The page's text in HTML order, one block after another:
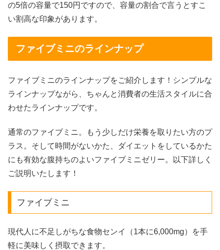
の5倍の容量で150円ですので、容量の割合で言うとすこ
い割高な印象があります。
ファイブミニのラインナップ
ファイブミニのラインナップをご紹介します！シンプルな
ラインナップながら、ちゃんと消費者の生活スタイルに合
わせたラインナップです。
通常のファイブミニ。もう少しだけ栄養を取りたい方のプ
ラス。そして時間がないかた、ダイエットをしているかた
にも有効な腹持ちのよいファイブミニゼリー。以下詳しく
ご説明いたします！
ファイブミニ
現代人に不足しがちな食物センイ（1本に6,000mg）を手
軽に美味しく摂取できます。